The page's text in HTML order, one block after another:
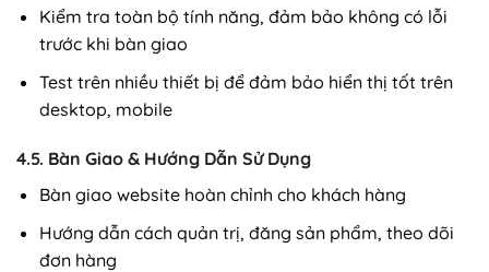
Kiểm tra toàn bộ tính năng, đảm bảo không có lỗi
trước khi bàn giao
Test trên nhiều thiết bị để đảm bảo hiển thị tốt trên
desktop, mobile
4.5. Bàn Giao & Hướng Dẫn Sử Dụng
Bàn giao website hoàn chỉnh cho khách hàng
Hướng dẫn cách quản trị, đăng sản phẩm, theo dõi
đơn hàng